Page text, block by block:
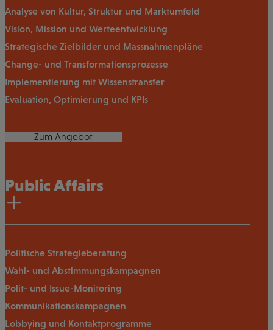
Analyse von Kultur, Struktur und Marktumfeld
Vision, Mission und Werteentwicklung
Strategische Zielbilder und Massnahmenpläne
Change- und Transformationsprozesse
Implementierung mit Wissenstransfer
Evaluation, Optimierung und KPIs
Zum Angebot
Public Affairs
Politische Strategieberatung
Wahl- und Abstimmungskampagnen
Polit- und Issue-Monitoring
Kommunikationskampagnen
Lobbying und Kontaktprogramme